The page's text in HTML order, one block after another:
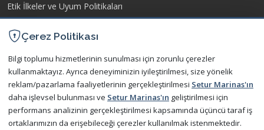
Etik İlkeler ve Uyum Politikaları
İşletme Yönetmeliği
Kişisel Verilerin Korunması
İletişim
Bize Ulaşın
Çerez Politikası
Bilgi toplumu hizmetlerinin sunulması için zorunlu çerezler
kullanmaktayız. Ayrıca deneyiminizin iyileştirilmesi, size yönelik
reklam/pazarlama faaliyetlerinin gerçekleştirilmesi Setur Marinas'ın
daha işlevsel bulunması ve Setur Marinas'ın geliştirilmesi için
performans analizinin gerçekleştirilmesi kapsamında üçüncü taraf iş
ortaklarımızın da erişebileceği çerezler kullanılmak istenmektedir.